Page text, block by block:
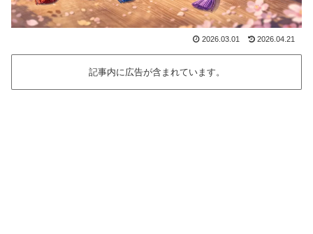
2026.03.01 2026.04.21
記事内に広告が含まれています。